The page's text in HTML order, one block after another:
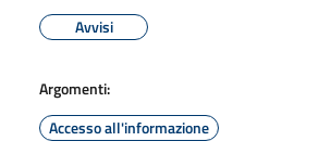
Avvisi
Argomenti:
Accesso all'informazione